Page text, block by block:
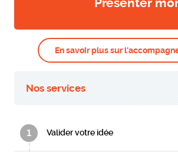
Présenter
En savoir plus sur
Nos services
1 Valider votre idée